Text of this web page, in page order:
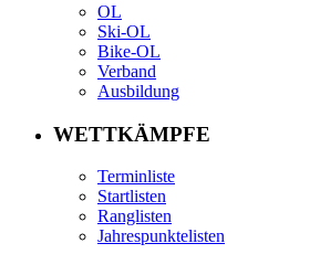
OL
Ski-OL
Bike-OL
Verband
Ausbildung
WETTKÄMPFE
Terminliste
Startlisten
Ranglisten
Jahrespunktelisten